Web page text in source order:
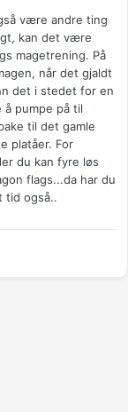
være andre ting
kan det være
magetrening. På
når det gjaldt
det i stedet for en
å pumpe på til
til det gamle
platåer. For
du kan fyre løs
flags...da har du
tid også..